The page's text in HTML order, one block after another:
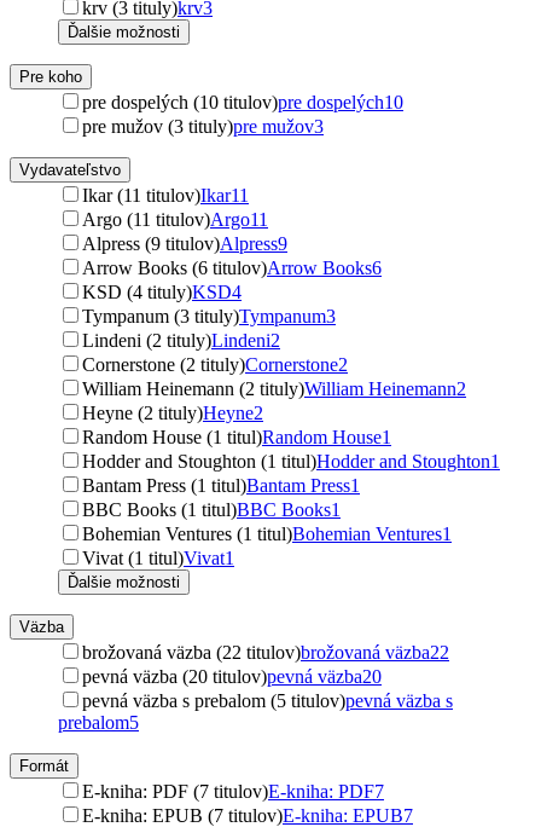
krv (3 tituly)krv3
Ďalšie možnosti
Pre koho
pre dospelých (10 titulov)pre dospelých10
pre mužov (3 tituly)pre mužov3
Vydavateľstvo
Ikar (11 titulov)Ikar11
Argo (11 titulov)Argo11
Alpress (9 titulov)Alpress9
Arrow Books (6 titulov)Arrow Books6
KSD (4 tituly)KSD4
Tympanum (3 tituly)Tympanum3
Lindeni (2 tituly)Lindeni2
Cornerstone (2 tituly)Cornerstone2
William Heinemann (2 tituly)William Heinemann2
Heyne (2 tituly)Heyne2
Random House (1 titul)Random House1
Hodder and Stoughton (1 titul)Hodder and Stoughton1
Bantam Press (1 titul)Bantam Press1
BBC Books (1 titul)BBC Books1
Bohemian Ventures (1 titul)Bohemian Ventures1
Vivat (1 titul)Vivat1
Ďalšie možnosti
Väzba
brožovaná väzba (22 titulov)brožovaná väzba22
pevná väzba (20 titulov)pevná väzba20
pevná väzba s prebalom (5 titulov)pevná väzba s
prebalom5
Formát
E-kniha: PDF (7 titulov)E-kniha: PDF7
E-kniha: EPUB (7 titulov)E-kniha: EPUB7